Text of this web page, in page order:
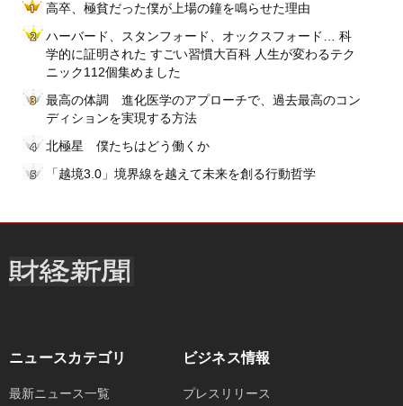
高卒、極貧だった僕が上場の鐘を鳴らせた理由
ハーバード、スタンフォード、オックスフォード… 科
学的に証明された すごい習慣大百科 人生が変わるテク
ニック112個集めました
最高の体調 進化医学のアプローチで、過去最高のコン
ディションを実現する方法
北極星 僕たちはどう働くか
「越境3.0」境界線を越えて未来を創る行動哲学
ニュースカテゴリ
最新ニュース一覧
ビジネス情報
プレスリリース